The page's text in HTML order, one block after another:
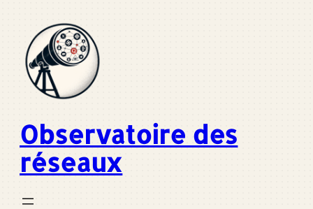
contenu
Observatoire des
réseaux